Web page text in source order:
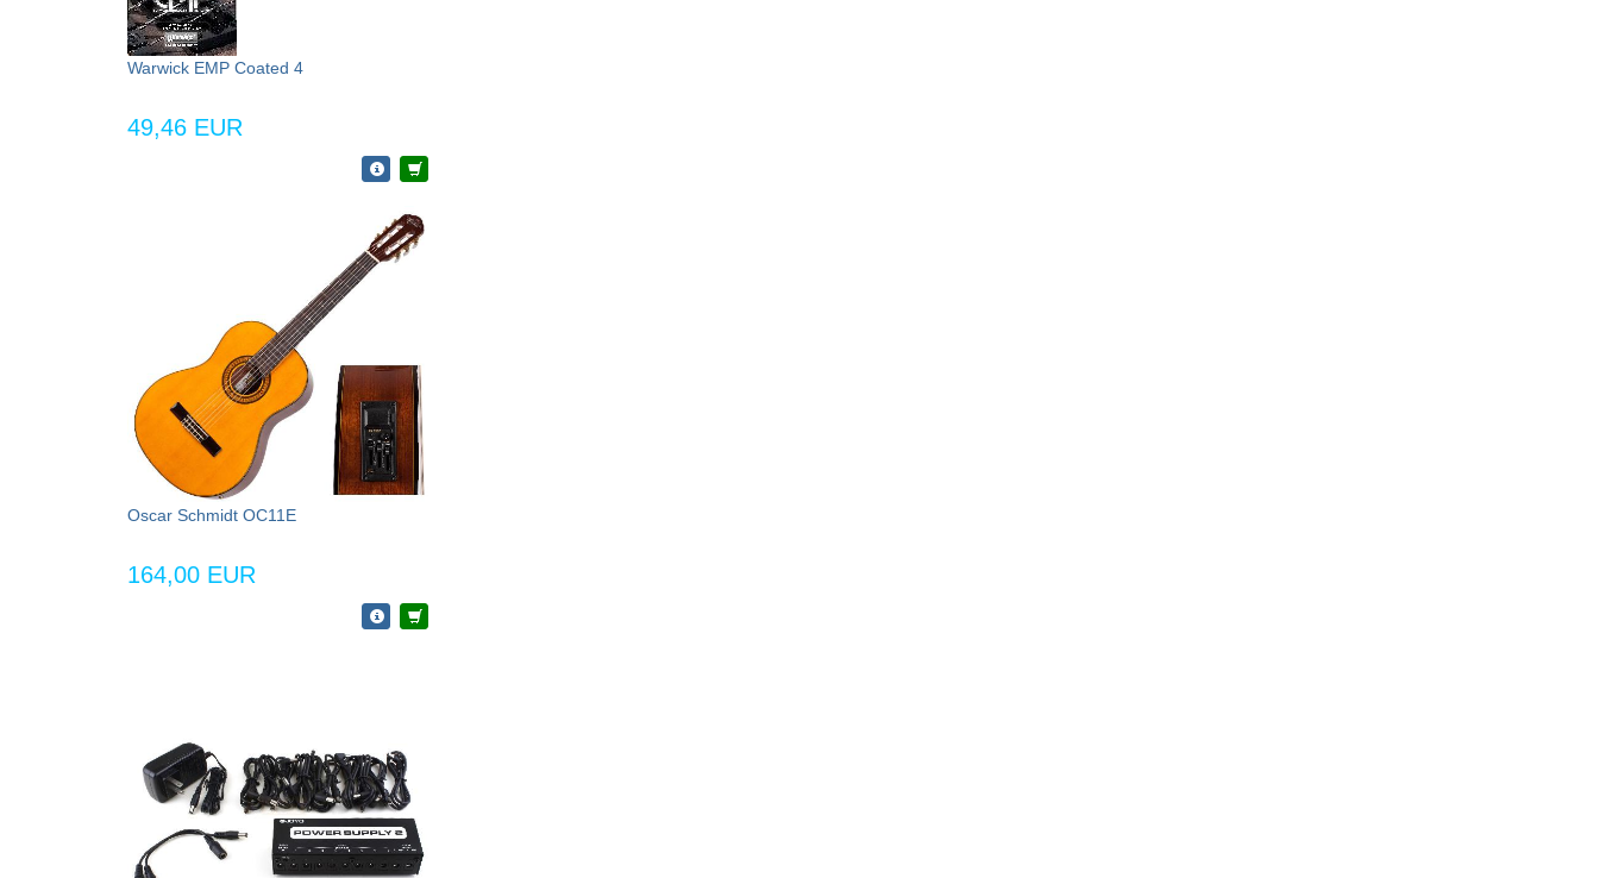
Warwick EMP Coated 4
49,46 EUR
Oscar Schmidt OC11E
164,00 EUR